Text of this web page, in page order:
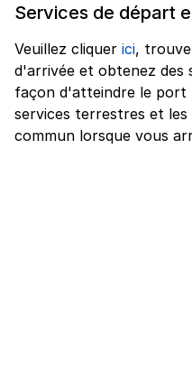
Services de départ
Veuillez cliquer ici,
d'arrivée et obtenez des
façon d'atteindre le port
services terrestres et
commun lorsque vous